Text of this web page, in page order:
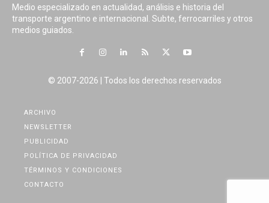
Medio especializado en actualidad, análisis e historia del
transporte argentino e internacional. Subte, ferrocarriles y otros
medios guiados.
© 2007-2026 | Todos los derechos reservados
ARCHIVO
NEWSLETTER
PUBLICIDAD
POLÍTICA DE PRIVACIDAD
TÉRMINOS Y CONDICIONES
CONTACTO